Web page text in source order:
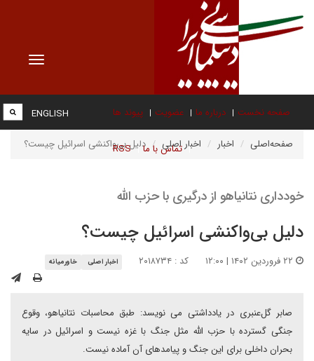
Toggle
صفحه نخست درباره ما عضویت پیوند ها
تماس با ما RSS
ENGLISH
صفحه‌اصلی اخبار اخبار اصلی دلیل بی‌واکنشی اسرائیل چیست؟
خودداری نتانیاهو از درگیری با حزب الله
دلیل بی‌واکنشی اسرائیل چیست؟
کد : ۲۰۱۸۷۳۴ اخبار اصلی خاورمیانه
صابر گل‌عنبری در یادداشتی می نویسد: طبق محاسبات نتانیاهو، وقوع
جنگی گسترده با حزب الله مثل جنگ با غزه نیست و اسرائیل در سایه
بحران داخلی برای این جنگ و پیامدهای آن آماده نیست.